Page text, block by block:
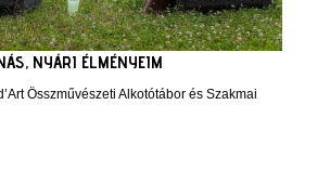
NYÁRI ÉLMÉNYEIM
Összművészeti Alkotótábor és Szakmai